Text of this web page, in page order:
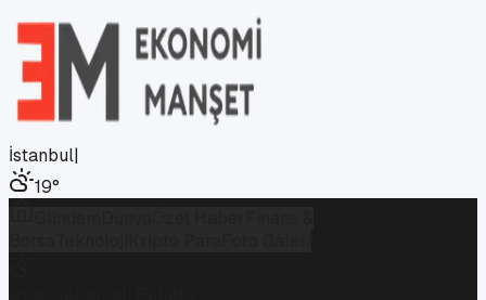
İstanbul|
19°